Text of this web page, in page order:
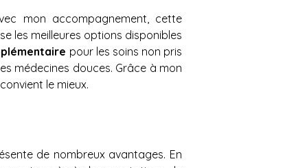
mon accompagnement, cette
les meilleures options disponibles
pour les soins non pris
médecines douces. Grâce à mon
le mieux.
de nombreux avantages. En